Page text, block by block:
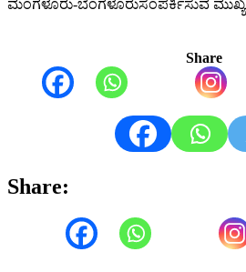
ಮಂಗಳೂರು-ಬೆಂಗಳೂರುಸಂಪರ್ಕಿಸುವ ಮುಖ್ಯ
Share
Share: